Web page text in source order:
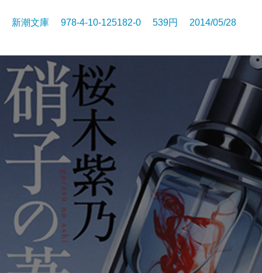
新潮文庫 978-4-10-125182-0 539円 2014/05/28